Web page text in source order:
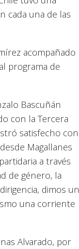
cada una de las
acompañado
programa de
Bascuñán
con la Tercera
satisfecho con
Magallanes
a través
de género, la
dimos un
una corriente
Alvarado, por